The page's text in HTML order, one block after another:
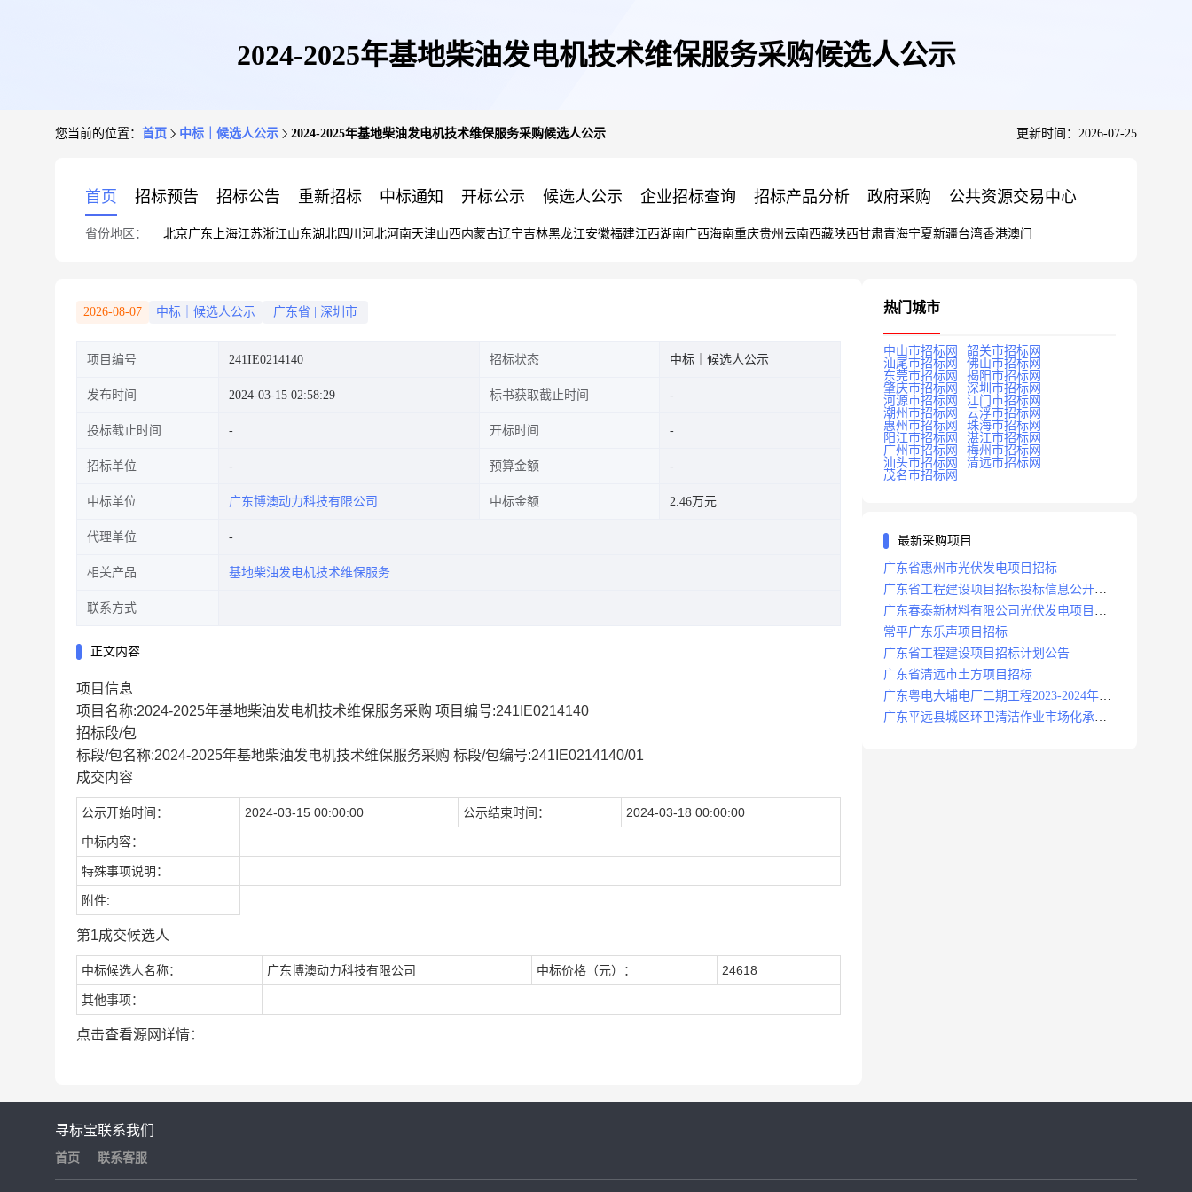
2024-2025年基地柴油发电机技术维保服务采购候选人公示
您当前的位置： 首页 中标｜候选人公示 2024-2025年基地柴油发电机技术维保服务采购候选人公示 更新时间：2026-07-25
首页 招标预告 招标公告 重新招标 中标通知 开标公示 候选人公示 企业招标查询 招标产品分析 政府采购 公共资源交易中心
省份地区： 北京广东 上海江苏浙江山东湖北四川 河北河南天津山西内蒙古辽宁吉林黑龙江安徽福建江西湖南广西海南重庆贵州 云南西藏陕西甘肃青海宁夏新疆台湾香港澳门
2026-08-07 中标｜候选人公示 广东省 深圳市
项目编号 241IE0214140 招标状态 中标｜候选人公示
发布时间 2024-03-15 02:58:29 标书获取截止时间
投标截止时间 开标时间
招标单位 预算金额
中标单位 广东博澳动力科技有限公司 中标金额 2.46万元
代理单位
相关产品 基地柴油发电机技术维保服务
联系方式
正文内容
项目信息
项目名称:2024-2025年基地柴油发电机技术维保服务采购 项目编号:241IE0214140
招标段/包
标段/包名称:2024-2025年基地柴油发电机技术维保服务采购 标段/包编号:241IE0214140/01
成交内容
公示开始时间： 2024-03-15 00:00:00 公示结束时间： 2024-03-18 00:00:00
中标内容：
特殊事项说明：
附件:
第1成交候选人
中标候选人名称： 广东博澳动力科技有限公司 中标价格（元）： 24618
其他事项：
点击查看源网详情：
热门城市
中山市招标网
韶关市招标网
汕尾市招标网
佛山市招标网
东莞市招标网
揭阳市招标网
肇庆市招标网
深圳市招标网
河源市招标网
江门市招标网
潮州市招标网
云浮市招标网
惠州市招标网
珠海市招标网
阳江市招标网
湛江市招标网
广州市招标网
梅州市招标网
汕头市招标网
清远市招标网
茂名市招标网
最新采购项目
广东省惠州市光伏发电项目招标
广东省工程建设项目招标投标信息公开目
录
广东春泰新材料有限公司光伏发电项目招
标
常平广东乐声项目招标
广东省工程建设项目招标计划公告
广东省清远市土方项目招标
广东粤电大埔电厂二期工程2023-2024年度
安保服务项目招标公告
广东平远县城区环卫清洁作业市场化承包
寻标宝
首页
联系我们
联系客服